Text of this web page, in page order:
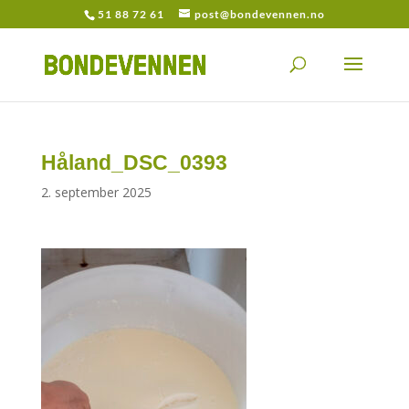
51 88 72 61 post@bondevennen.no
Håland_DSC_0393
2. september 2025